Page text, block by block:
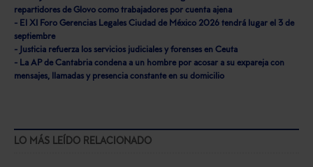
repartidores de Glovo como trabajadores por cuenta ajena
- El XI Foro Gerencias Legales Ciudad de México 2026 tendrá lugar el 3 de
septiembre
- Justicia refuerza los servicios judiciales y forenses en Ceuta
- La AP de Cantabria condena a un hombre por acosar a su expareja con
mensajes, llamadas y presencia constante en su domicilio
LO MÁS LEÍDO RELACIONADO